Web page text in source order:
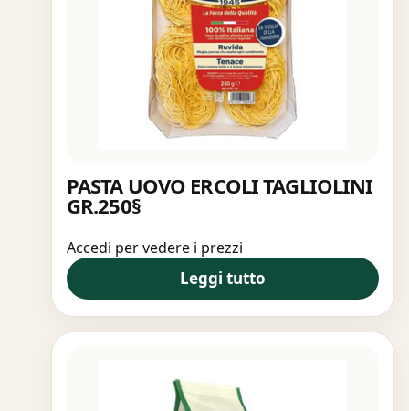
PASTA UOVO ERCOLI TAGLIOLINI
GR.250§
Accedi per vedere i prezzi
Leggi tutto